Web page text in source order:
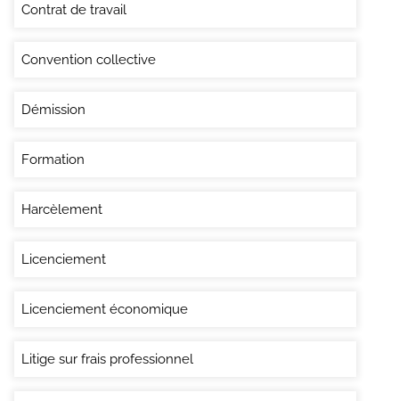
Contrat de travail
Convention collective
Démission
Formation
Harcèlement
Licenciement
Licenciement économique
Litige sur frais professionnel